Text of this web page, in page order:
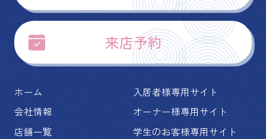
来店予約
ホーム
会社情報
店舗一覧
入居者様専用サイト
オーナー様専用サイト
学生のお客様専用サイト